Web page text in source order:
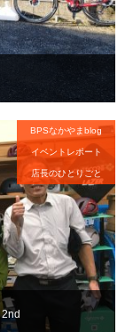
BPSなかやまblog
イベントレポート
店長のひとりごと